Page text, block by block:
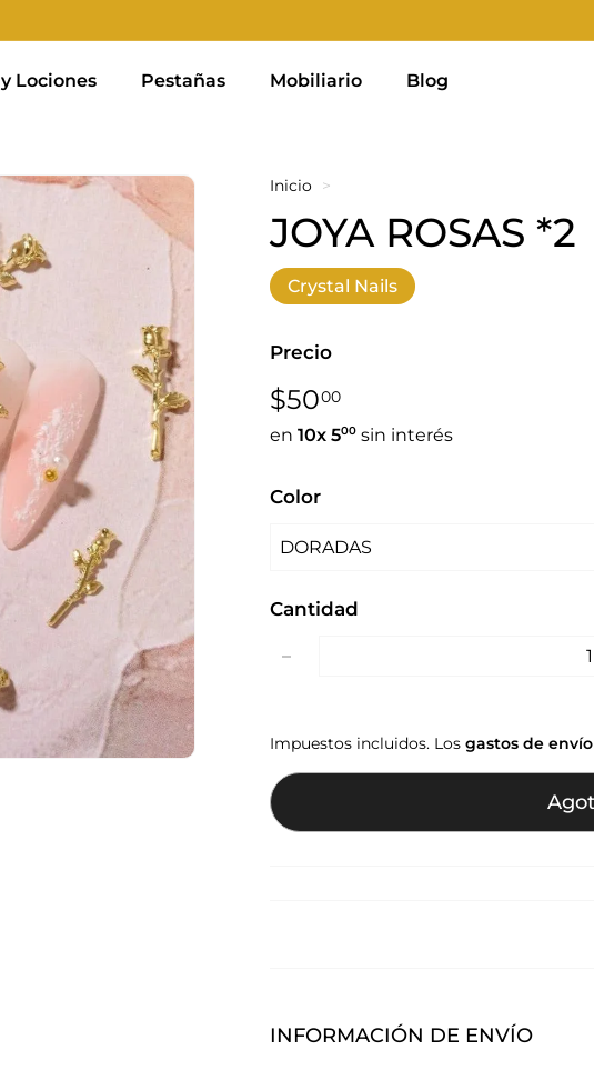
Lociones Pestañas Mobiliario Blog
Inicio >
JOYA ROSAS *2
Crystal Nails
Precio
Precio
habitual
$5000$50,00
en 10x 500 sin interés
Color
Cantidad
Impuestos incluidos. Los gastos de envío
INFORMACIÓN DE ENVÍO